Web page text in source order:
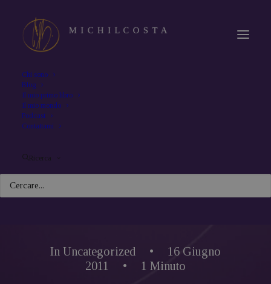
Chi sono
Blog
Il mio primo libro
Il mio mondo
Podcast
Contattami
Ricerca
In Uncategorized •
16 Giugno
2011
• 1 Minuto